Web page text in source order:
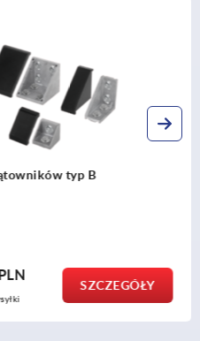
kątowy do uchwytów szyby
PLN
wysyłki
SZCZEGÓŁY